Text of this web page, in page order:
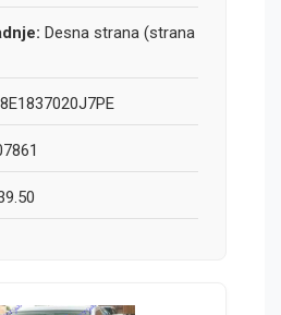
Desna strana (strana
8E1837020J7PE